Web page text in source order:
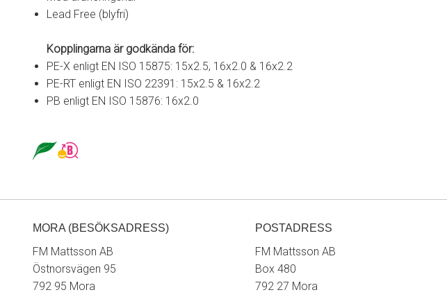
Lead Free (blyfri)
Kopplingarna är godkända för:
PE-X enligt EN ISO 15875: 15x2.5, 16x2.0 & 16x2.2
PE-RT enligt EN ISO 22391: 15x2.5 & 16x2.2
PB enligt EN ISO 15876: 16x2.0
MORA (BESÖKSADRESS)
FM Mattsson AB
Östnorsvägen 95
792 95 Mora
POSTADRESS
FM Mattsson AB
Box 480
792 27 Mora